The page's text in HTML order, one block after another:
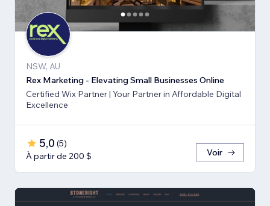
NSW, AU
Rex Marketing - Elevating Small Businesses Online
Certified Wix Partner | Your Partner in Affordable Digital
Excellence
5,0 (5)
À partir de 200 $
Voir